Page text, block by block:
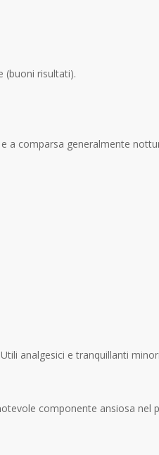
(buoni risultati).
a comparsa generalmente
analgesici e tranquillanti
componente ansiosa nel